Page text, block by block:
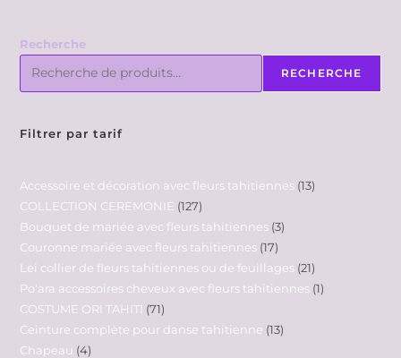
Recherche
RECHERCHE
Filtrer par tarif
Accessoire et décoration avec fleurs tahitiennes 13
COLLECTION CEREMONIE 127
Bouquet de mariée avec fleurs tahitiennes 3
Couronne mariée avec fleurs tahitiennes 17
Lei collier de fleurs tahitiennes ou de feuillages 21
Po'ara accessoires cheveux avec fleurs tahitiennes 1
COSTUME ORI TAHITI
71
Ceinture complète pour danse tahitienne 13
Chapeau 4